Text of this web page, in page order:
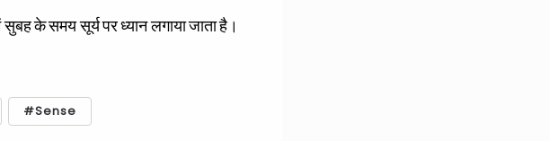
के समय सूर्य पर ध्यान लगाया जाता है।
Sense